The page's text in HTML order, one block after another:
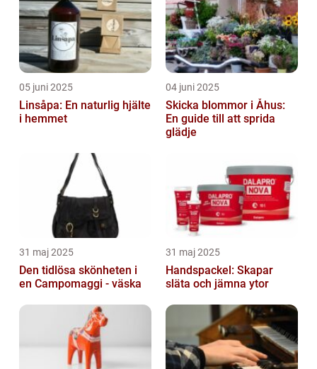
05 juni 2025
Linsåpa: En naturlig hjälte
i hemmet
04 juni 2025
Skicka blommor i Åhus:
En guide till att sprida
glädje
31 maj 2025
Den tidlösa skönheten i
en Campomaggi - väska
31 maj 2025
Handspackel: Skapar
släta och jämna ytor